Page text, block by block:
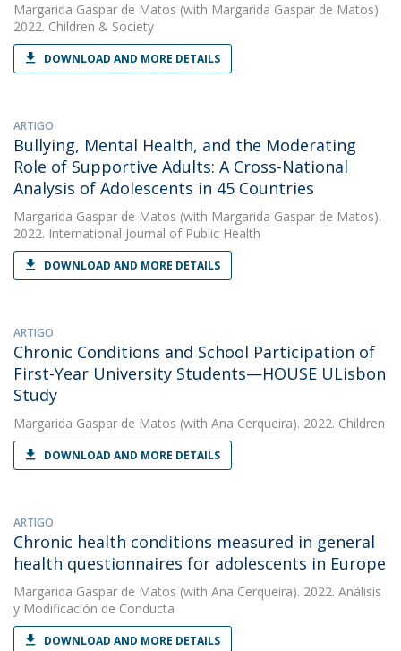
Margarida Gaspar de Matos (with Margarida Gaspar de Matos).
2022. Children & Society
DOWNLOAD AND MORE DETAILS
ARTIGO
Bullying, Mental Health, and the Moderating
Role of Supportive Adults: A Cross-National
Analysis of Adolescents in 45 Countries
Margarida Gaspar de Matos (with Margarida Gaspar de Matos).
2022. International Journal of Public Health
DOWNLOAD AND MORE DETAILS
ARTIGO
Chronic Conditions and School Participation of
First-Year University Students—HOUSE ULisbon
Study
Margarida Gaspar de Matos (with Ana Cerqueira). 2022. Children
DOWNLOAD AND MORE DETAILS
ARTIGO
Chronic health conditions measured in general
health questionnaires for adolescents in Europe
Margarida Gaspar de Matos (with Ana Cerqueira). 2022. Análisis
y Modificación de Conducta
DOWNLOAD AND MORE DETAILS